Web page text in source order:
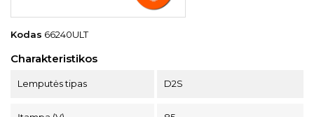
Kodas 66240ULT
Charakteristikos
Lemputės tipas D2S